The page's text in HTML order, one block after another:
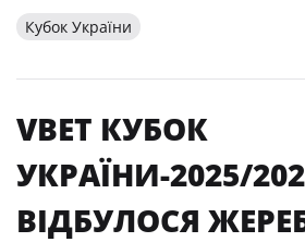
Кубок України
VBET КУБОК
УКРАЇНИ-2025/
ВІДБУЛОСЯ